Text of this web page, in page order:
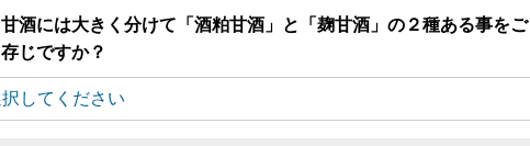
甘酒には大きく分けて「酒粕甘酒」と「麹甘酒」の２種ある事をご
存じですか？